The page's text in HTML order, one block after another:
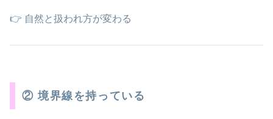
👉 自然と扱われ方が変わる
② 境界線を持っている